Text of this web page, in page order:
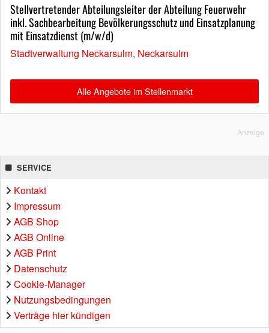
Stellvertretender Abteilungsleiter der Abteilung Feuerwehr
inkl. Sachbearbeitung Bevölkerungsschutz und Einsatzplanung
mit Einsatzdienst (m/w/d)
Stadtverwaltung Neckarsulm, Neckarsulm
Alle Angebote im Stellenmarkt
Anzeige
SERVICE
Kontakt
Impressum
AGB Shop
AGB Online
AGB Print
Datenschutz
Cookie-Manager
Nutzungsbedingungen
Verträge hier kündigen